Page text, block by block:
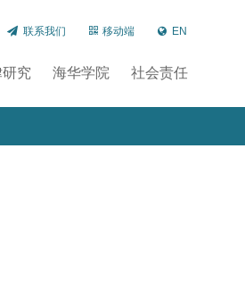
联系我们 移动端 EN
究 海华学院 社会责任